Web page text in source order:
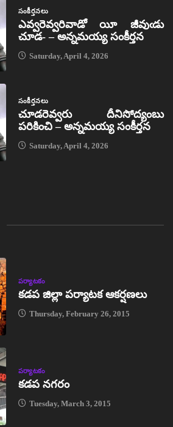
సంకీర్తనలు
ఎవ్వరెవ్వరివాడో యీ జీవుఁడు
చూడ- – అన్నమయ్య సంకీర్తన
Saturday, April 4, 2026
సంకీర్తనలు
చూడరెవ్వరు దీనిసోద్యంబు
పరికించి – అన్నమయ్య సంకీర్తన
Saturday, April 4, 2026
పర్యాటకం
కడప జిల్లా పర్యాటక ఆకర్షణలు
Thursday, February 26, 2015
పర్యాటకం
కడప నగరం
Tuesday, March 3, 2015